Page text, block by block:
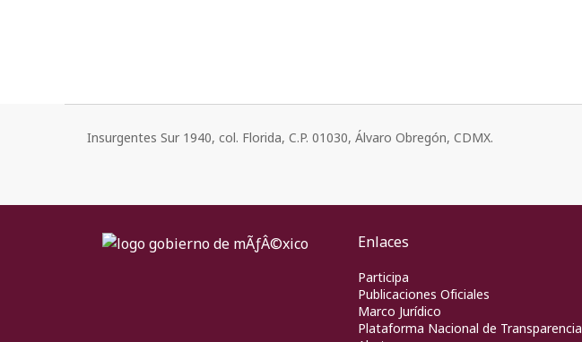
Insurgentes Sur 1940, col. Florida, C.P. 01030, Álvaro Obregón, CDMX.
Enlaces
Participa
Publicaciones Oficiales
Marco Jurídico
Plataforma Nacional de Transparencia